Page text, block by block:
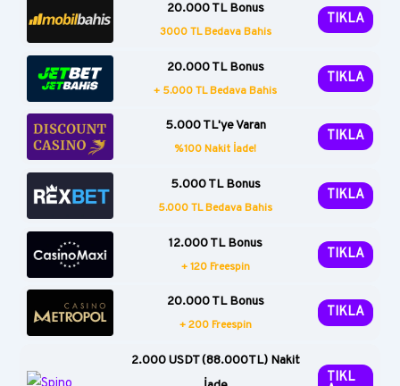
20.000 TL Bonus
3000 TL Bedava Bahis
TIKLA
20.000 TL Bonus
+ 5.000 TL Bedava Bahis
TIKLA
5.000 TL'ye Varan
%100 Nakit İade!
TIKLA
5.000 TL Bonus
5.000 TL Bedava Bahis
TIKLA
12.000 TL Bonus
+ 120 Freespin
TIKLA
20.000 TL Bonus
+ 200 Freespin
TIKLA
2.000 USDT (88.000TL) Nakit
TIKL